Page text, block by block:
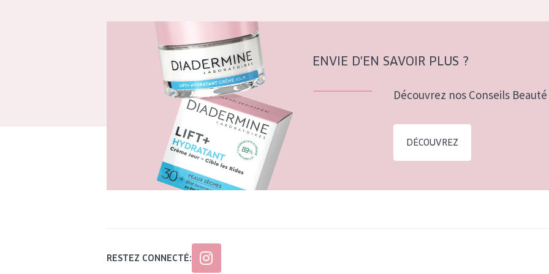
ENVIE D'EN SAVOIR PLUS ?
Découvrez nos Conseils
DÉCOUVREZ
RESTEZ CONNECTÉ: